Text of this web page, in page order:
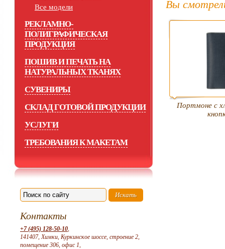
Все модели
РЕКЛАМНО-
ПОЛИГРАФИЧЕСКАЯ
ПРОДУКЦИЯ
ПОШИВ И ПЕЧАТЬ НА
НАТУРАЛЬНЫХ ТКАНЯХ
СУВЕНИРЫ
СКЛАД ГОТОВОЙ ПРОДУКЦИИ
УСЛУГИ
ТРЕБОВАНИЯ К МАКЕТАМ
Контакты
+7 (495) 128-50-10,
141407, Химки, Куркинское шоссе, строение 2,
помещение 306, офис 1,
Вы
Портмоне с